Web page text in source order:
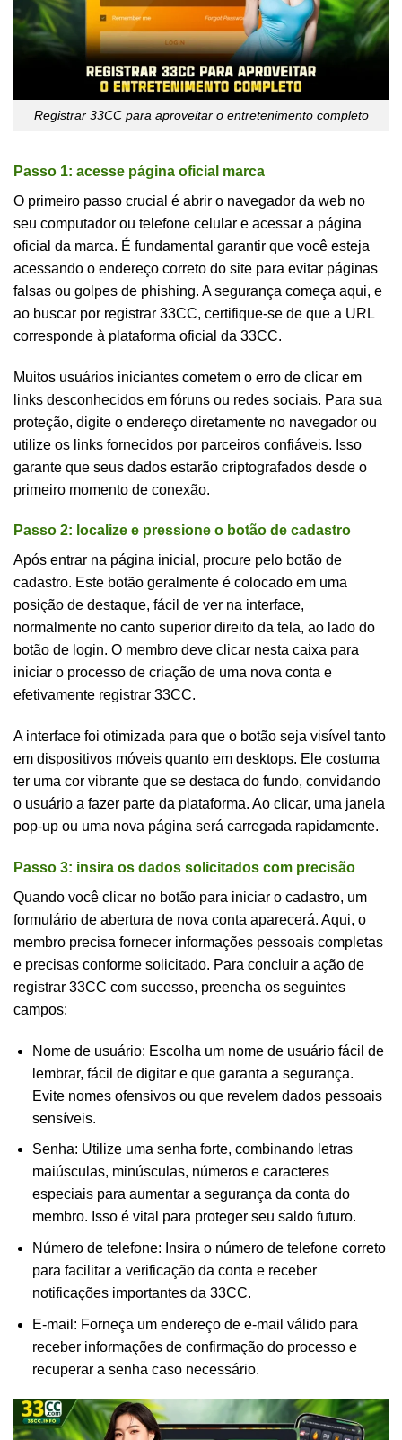
Registrar 33CC para aproveitar o entretenimento completo
Passo 1: acesse página oficial marca
O primeiro passo crucial é abrir o navegador da web no
seu computador ou telefone celular e acessar a página
oficial da marca. É fundamental garantir que você esteja
acessando o endereço correto do site para evitar páginas
falsas ou golpes de phishing. A segurança começa aqui, e
ao buscar por registrar 33CC, certifique-se de que a URL
corresponde à plataforma oficial da 33CC.
Muitos usuários iniciantes cometem o erro de clicar em
links desconhecidos em fóruns ou redes sociais. Para sua
proteção, digite o endereço diretamente no navegador ou
utilize os links fornecidos por parceiros confiáveis. Isso
garante que seus dados estarão criptografados desde o
primeiro momento de conexão.
Passo 2: localize e pressione o botão de cadastro
Após entrar na página inicial, procure pelo botão de
cadastro. Este botão geralmente é colocado em uma
posição de destaque, fácil de ver na interface,
normalmente no canto superior direito da tela, ao lado do
botão de login. O membro deve clicar nesta caixa para
iniciar o processo de criação de uma nova conta e
efetivamente registrar 33CC.
A interface foi otimizada para que o botão seja visível tanto
em dispositivos móveis quanto em desktops. Ele costuma
ter uma cor vibrante que se destaca do fundo, convidando
o usuário a fazer parte da plataforma. Ao clicar, uma janela
pop-up ou uma nova página será carregada rapidamente.
Passo 3: insira os dados solicitados com precisão
Quando você clicar no botão para iniciar o cadastro, um
formulário de abertura de nova conta aparecerá. Aqui, o
membro precisa fornecer informações pessoais completas
e precisas conforme solicitado. Para concluir a ação de
registrar 33CC com sucesso, preencha os seguintes
campos:
Nome de usuário: Escolha um nome de usuário fácil de
lembrar, fácil de digitar e que garanta a segurança.
Evite nomes ofensivos ou que revelem dados pessoais
sensíveis.
Senha: Utilize uma senha forte, combinando letras
maiúsculas, minúsculas, números e caracteres
especiais para aumentar a segurança da conta do
membro. Isso é vital para proteger seu saldo futuro.
Número de telefone: Insira o número de telefone correto
para facilitar a verificação da conta e receber
notificações importantes da 33CC.
E-mail: Forneça um endereço de e-mail válido para
receber informações de confirmação do processo e
recuperar a senha caso necessário.